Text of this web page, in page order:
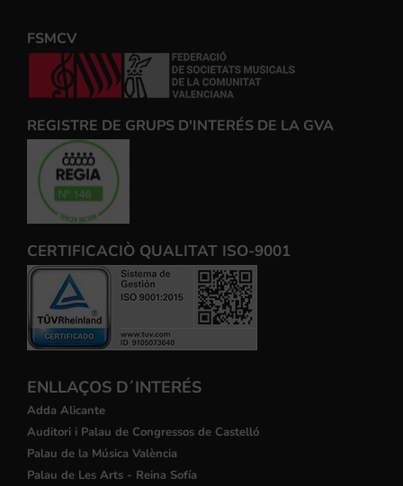
FSMCV
REGISTRE DE GRUPS D'INTERÉS DE LA GVA
CERTIFICACIÒ QUALITAT ISO-9001
ENLLAÇOS D´INTERÉS
Adda Alicante
Auditori i Palau de Congressos de Castelló
Palau de la Música València
Palau de Les Arts - Reina Sofía